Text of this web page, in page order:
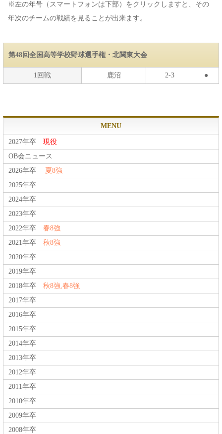
※左の年号（スマートフォンは下部）をクリックしますと、その
年次のチームの戦績を見ることが出来ます。
第48回全国高等学校野球選手権・北関東大会
1回戦 鹿沼 2-3 ●
MENU
2027年卒 現役
OB会ニュース
2026年卒
夏8強
2025年卒
2024年卒
2023年卒
2022年卒 春8強
2021年卒 秋8強
2020年卒
2019年卒
2018年卒 秋8強,春8強
2017年卒
2016年卒
2015年卒
2014年卒
2013年卒
2012年卒
2011年卒
2010年卒
2009年卒
2008年卒